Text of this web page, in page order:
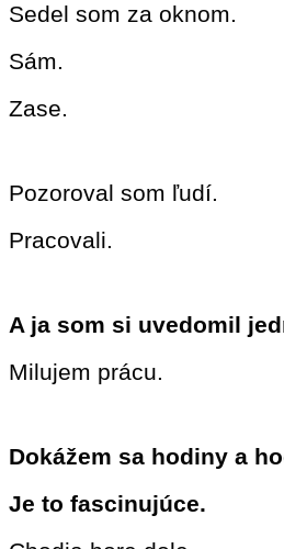
Sedel som za oknom.
Sám.
Zase.
Pozoroval som ľudí.
Pracovali.
A ja som si uvedomil
Milujem prácu.
Dokážem sa hodiny a
Je to fascinujúce.